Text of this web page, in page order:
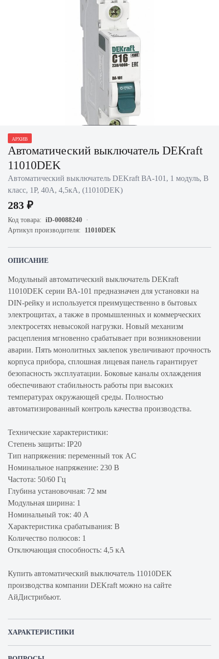
АРХИВ
Автоматический выключатель DEKraft
11010DEK
Автоматический выключатель DEKraft ВА-101, 1 модуль, B
класс, 1P, 40А, 4,5кА, (11010DEK)
283 ₽
Код товара: iD-00088240
Артикул производителя: 11010DEK
ОПИСАНИЕ
Модульный автоматический выключатель DEKraft
11010DEK серии ВА-101 предназначен для установки на
DIN-рейку и используется преимущественно в бытовых
электрощитах, а также в промышленных и коммерческих
электросетях невысокой нагрузки. Новый механизм
расцепления мгновенно срабатывает при возникновении
аварии. Пять монолитных заклепок увеличивают прочность
корпуса прибора, сплошная лицевая панель гарантирует
безопасность эксплуатации. Боковые каналы охлаждения
обеспечивают стабильность работы при высоких
температурах окружающей среды. Полностью
автоматизированный контроль качества производства.
Технические характеристики:
Степень защиты: IP20
Тип напряжения: переменный ток AC
Номинальное напряжение: 230 В
Частота: 50/60 Гц
Глубина установочная: 72 мм
Модульная ширина: 1
Номинальный ток: 40 А
Характеристика срабатывания: B
Количество полюсов: 1
Отключающая способность: 4,5 кА
Купить автоматический выключатель 11010DEK
производства компании DEKraft можно на сайте
АйДистрибьют.
ХАРАКТЕРИСТИКИ